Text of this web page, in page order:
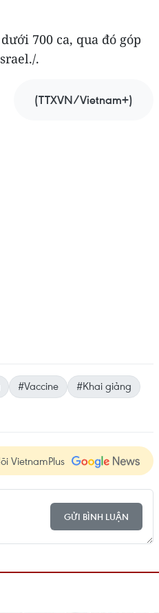
700 ca, qua đó góp
.
(TTXVN/Vietnam+)
#Vaccine
#Khai giảng
VietnamPlus
GỬI BÌNH LUẬN